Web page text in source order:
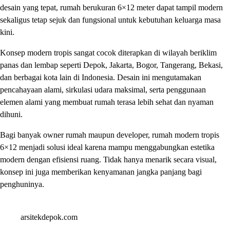
desain yang tepat, rumah berukuran 6×12 meter dapat tampil modern
sekaligus tetap sejuk dan fungsional untuk kebutuhan keluarga masa
kini.
Konsep modern tropis sangat cocok diterapkan di wilayah beriklim
panas dan lembap seperti Depok, Jakarta, Bogor, Tangerang, Bekasi,
dan berbagai kota lain di Indonesia. Desain ini mengutamakan
pencahayaan alami, sirkulasi udara maksimal, serta penggunaan
elemen alami yang membuat rumah terasa lebih sehat dan nyaman
dihuni.
Bagi banyak owner rumah maupun developer, rumah modern tropis
6×12 menjadi solusi ideal karena mampu menggabungkan estetika
modern dengan efisiensi ruang. Tidak hanya menarik secara visual,
konsep ini juga memberikan kenyamanan jangka panjang bagi
penghuninya.
arsitekdepok.com